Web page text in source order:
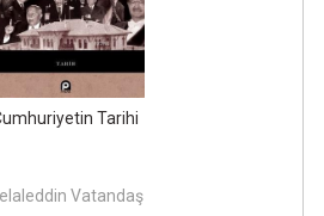
Tarihi
Vatandaş